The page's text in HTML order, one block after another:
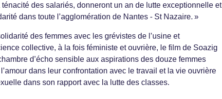
des salariés, donneront un an de lutte exceptionnelle et
dans toute l’agglomération de Nantes - St Nazaire. »
des femmes avec les grévistes de l’usine et
collective, à la fois féministe et ouvrière, le film de Soazig
d’écho sensible aux aspirations des douze femmes
dans leur confrontation avec le travail et la vie ouvrière
dans son rapport avec la lutte des classes.